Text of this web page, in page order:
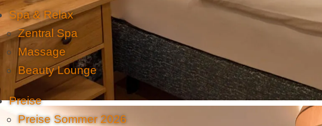
Spa & Relax
Zentral Spa
Massage
Beauty Lounge
Preise
Preise Sommer 2026